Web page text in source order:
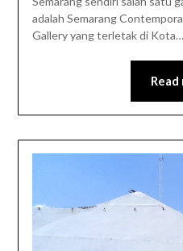
adalah Semarang
Gallery yang terletak di Kota…
Read